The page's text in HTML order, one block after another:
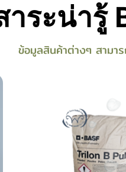
าระน่ารู้
ข้อมูลสินค้าต่างๆ สามาร